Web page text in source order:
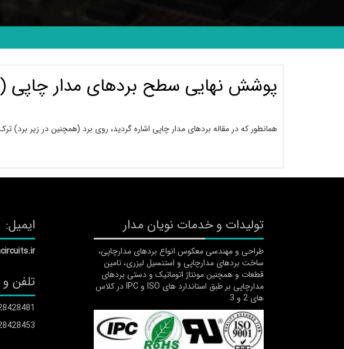
پوشش نهایی سطح بردهای مدار چاپی (Surface Finished)
همانطور که در مقاله بردهای مدار چاپی اشاره گردید، روی برد (همچنین در
ایمیل:
تلفن
021-
021-
تولیدات و خدمات نویان مدار
طراحی و مهندسی معکوس انواع بردهای مدارچاپی،
ساخت بردهای مدارچاپی و استنسیل لیزری، تامین
قطعات و همچنین مونتاژ اتوماتیک و دستی بردهای
مدارچاپی بر طبق استاندارد های ISO و IPC در کلاس
های 2 و 3